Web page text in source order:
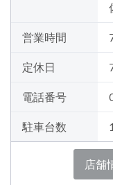
営業時間
定休日
電話番号
駐車台数
店舗